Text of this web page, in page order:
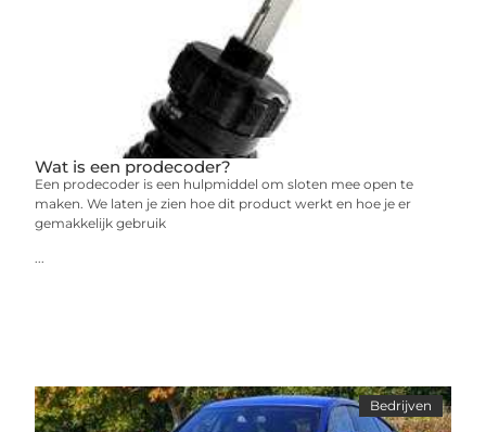
Wat is een prodecoder?
Een prodecoder is een hulpmiddel om sloten mee open te
maken. We laten je zien hoe dit product werkt en hoe je er
gemakkelijk gebruik
...
Bedrijven